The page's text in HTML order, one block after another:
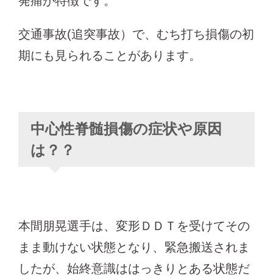
交通事故(追突事故）で、むち打ち損傷の初
期にも見られることがあります。
中心性脊髄損傷の症状や原因
は？？
本間朋晃選手は、変形ＤＤＴを受けてその
まま動けない状態となり、緊急搬送されま
したが、始終意識ははっきりとある状態だ